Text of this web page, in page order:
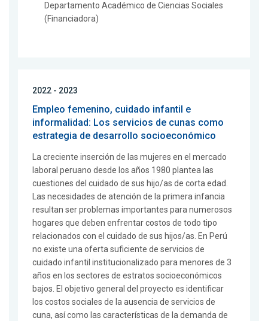
Departamento Académico de Ciencias Sociales
(Financiadora)
2022 - 2023
Empleo femenino, cuidado infantil e
informalidad: Los servicios de cunas como
estrategia de desarrollo socioeconómico
La creciente inserción de las mujeres en el mercado
laboral peruano desde los años 1980 plantea las
cuestiones del cuidado de sus hijo/as de corta edad.
Las necesidades de atención de la primera infancia
resultan ser problemas importantes para numerosos
hogares que deben enfrentar costos de todo tipo
relacionados con el cuidado de sus hijos/as. En Perú
no existe una oferta suficiente de servicios de
cuidado infantil institucionalizado para menores de 3
años en los sectores de estratos socioeconómicos
bajos. El objetivo general del proyecto es identificar
los costos sociales de la ausencia de servicios de
cuna, así como las características de la demanda de